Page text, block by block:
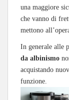
una maggiore
che vanno di
mettono
In generale alle
da albinismo
acquistando
funzione.